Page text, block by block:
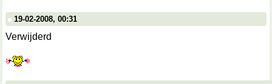
19-02-2008, 00:31
Verwijderd